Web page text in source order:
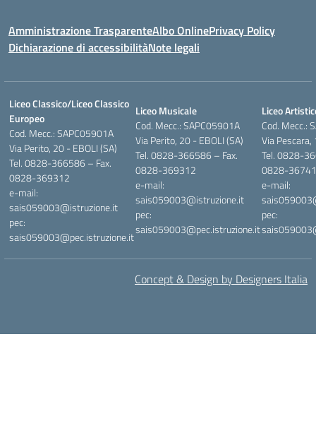
Amministrazione TrasparenteAlbo OnlinePrivacy Policy
Dichiarazione di accessibilitàNote legali
Liceo Classico/Liceo Classico
Europeo
Cod. Mecc.: SAPC05901A
Via Perito, 20 - EBOLI (SA)
Tel. 0828-366586 – Fax.
0828-369312
e-mail:
sais059003@istruzione.it
pec:
sais059003@pec.istruzione.it
Liceo Musicale
Cod. Mecc.: SAPC05901A
Via Perito, 20 - EBOLI (SA)
Tel. 0828-366586 – Fax.
0828-369312
e-mail:
sais059003@istruzione.it
pec:
sais059003@pec.istruzione.it
Liceo
Cod. Mecc.:
Via
Tel. 0828-
0828-
e-mail:
pec:
Concept & Design by Designers Italia